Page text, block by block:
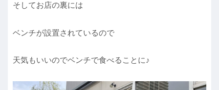
そしてお店の裏には
ベンチが設置されているので
天気もいいのでベンチで食べることに♪